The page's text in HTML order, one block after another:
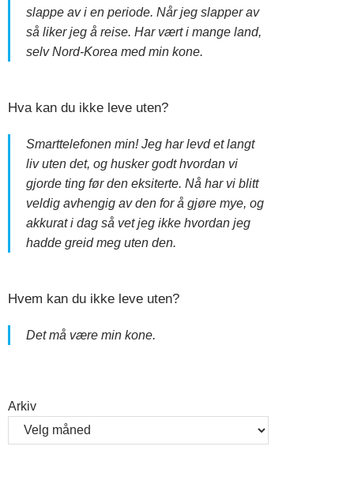
slappe av i en periode. Når jeg slapper av
så liker jeg å reise. Har vært i mange land,
selv Nord-Korea med min kone.
Hva kan du ikke leve uten?
Smarttelefonen min! Jeg har levd et langt
liv uten det, og husker godt hvordan vi
gjorde ting før den eksiterte. Nå har vi blitt
veldig avhengig av den for å gjøre mye, og
akkurat i dag så vet jeg ikke hvordan jeg
hadde greid meg uten den.
Hvem kan du ikke leve uten?
Det må være min kone.
Arkiv